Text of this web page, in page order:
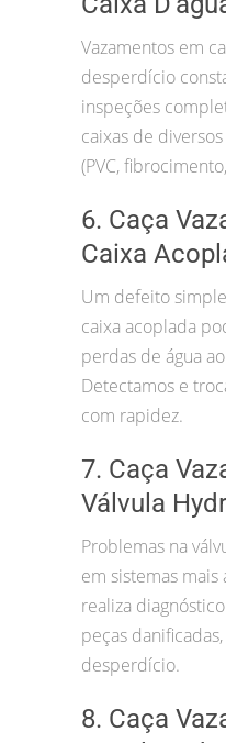
Vazamentos em
desperdício
inspeções
caixas de
(PVC,
6. Caça
Caixa
Um defeito
caixa acoplada
perdas de água
Detectamos e
com rapidez.
7. Caça
Válvula
Problemas na
em sistemas
realiza
peças
desperdício.
8. Caça